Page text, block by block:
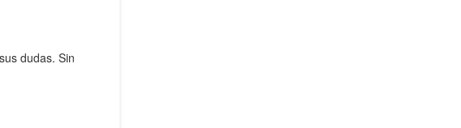
dudas. Sin